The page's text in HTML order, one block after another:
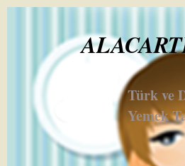
Türk ve
Yemek